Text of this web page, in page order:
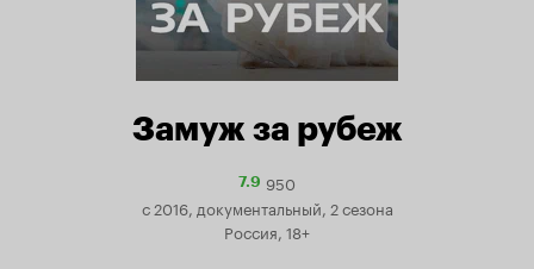
Замуж за рубеж
7.9Рейтинг
Кинопоиска
950
с 2016, документальный, 2 сезона
Россия, 18+